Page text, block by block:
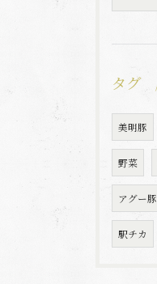
タグ
美明豚
野菜
アグー豚
駅チカ